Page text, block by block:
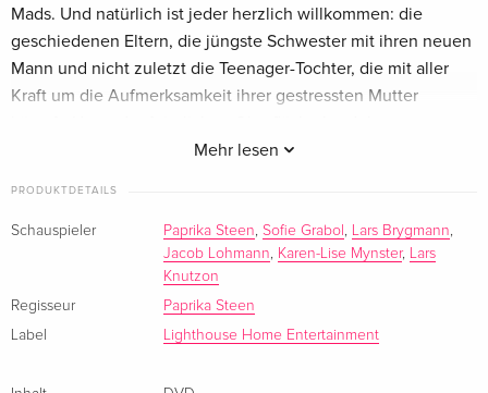
Mehr lesen
Mads. Und natürlich ist jeder herzlich willkommen: die
geschiedenen Eltern, die jüngste Schwester mit ihren neuen
Mann und nicht zuletzt die Teenager-Tochter, die mit aller
Kraft um die Aufmerksamkeit ihrer gestressten Mutter
gewaltig und als plötzlich unerwünschte Wahrheiten auf den
PRODUKTDETAILS
Schauspieler Paprika Steen, Sofie Grabol , Lars Brygmann,
Jacob Lohmann, Karen-Lise Mynster, Lars
Knutzon
Regisseur
Paprika Steen
Label
Lighthouse Home Entertainment